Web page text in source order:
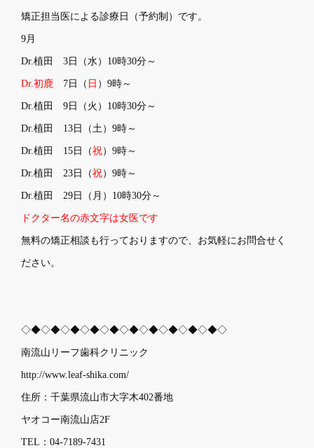
矯正担当医による診療日（予約制）です。
9月
Dr.植田 3日（水）10時30分～
Dr.初鹿 7日（ 日 ）9時～
Dr.植田 9日（火）10時30分～
Dr.植田 13日（土）9時～
Dr.植田 15日（祝）9時～
Dr.植田 23日（祝）9時～
Dr.植田 29日（月）10時30分～
ドクター名の赤文字は女医です
無料の矯正相談も行っておりますので、お気軽にお問合せく
ださい。
◇◆◇◆◇◆◇◆◇◆◇◆◇◆◇◆◇◆◇◆◇
南流山リーフ歯科クリニック
http://www.leaf-shika.com/
住所：千葉県流山市大字木402番地
ヤオコー南流山店2F
TEL：04-7189-7431